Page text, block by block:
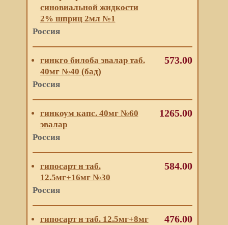
синовиальной жидкости
2% шприц 2мл №1
Россия
гинкго билоба эвалар таб.
40мг №40 (бад)
Россия
573.00
гинкоум капс. 40мг №60
эвалар
Россия
1265.00
гипосарт н таб.
12.5мг+16мг №30
Россия
584.00
гипосарт н таб. 12.5мг+8мг
476.00